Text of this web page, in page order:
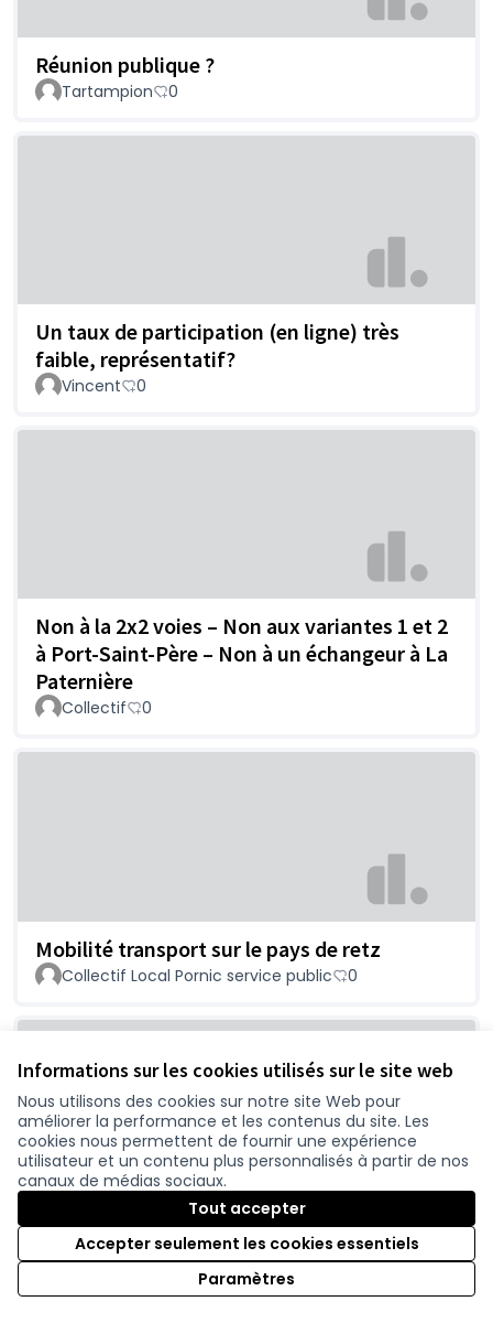
Informations sur les cookies utilisés sur le site web
Nous utilisons des cookies sur notre site Web pour
améliorer la performance et les contenus du site. Les
cookies nous permettent de fournir une expérience
utilisateur et un contenu plus personnalisés à partir de nos
canaux de médias sociaux.
Tout accepter
Accepter seulement les cookies essentiels
Paramètres
Réunion publique ?
Tartampion 0
Un taux de participation (en ligne) très
faible, représentatif?
Vincent 0
Non à la 2x2 voies – Non aux variantes 1 et 2
à Port-Saint-Père – Non à un échangeur à La
Paternière
Collectif 0
Mobilité transport sur le pays de retz
Collectif Local Pornic service public 0
Laeq, bruit de circulation automobile
perturbant de nos villes